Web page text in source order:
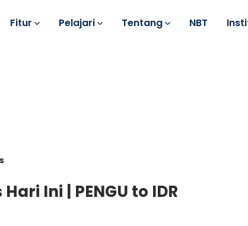
Fitur Pelajari Tentang NBT
Ini | PENGU to IDR